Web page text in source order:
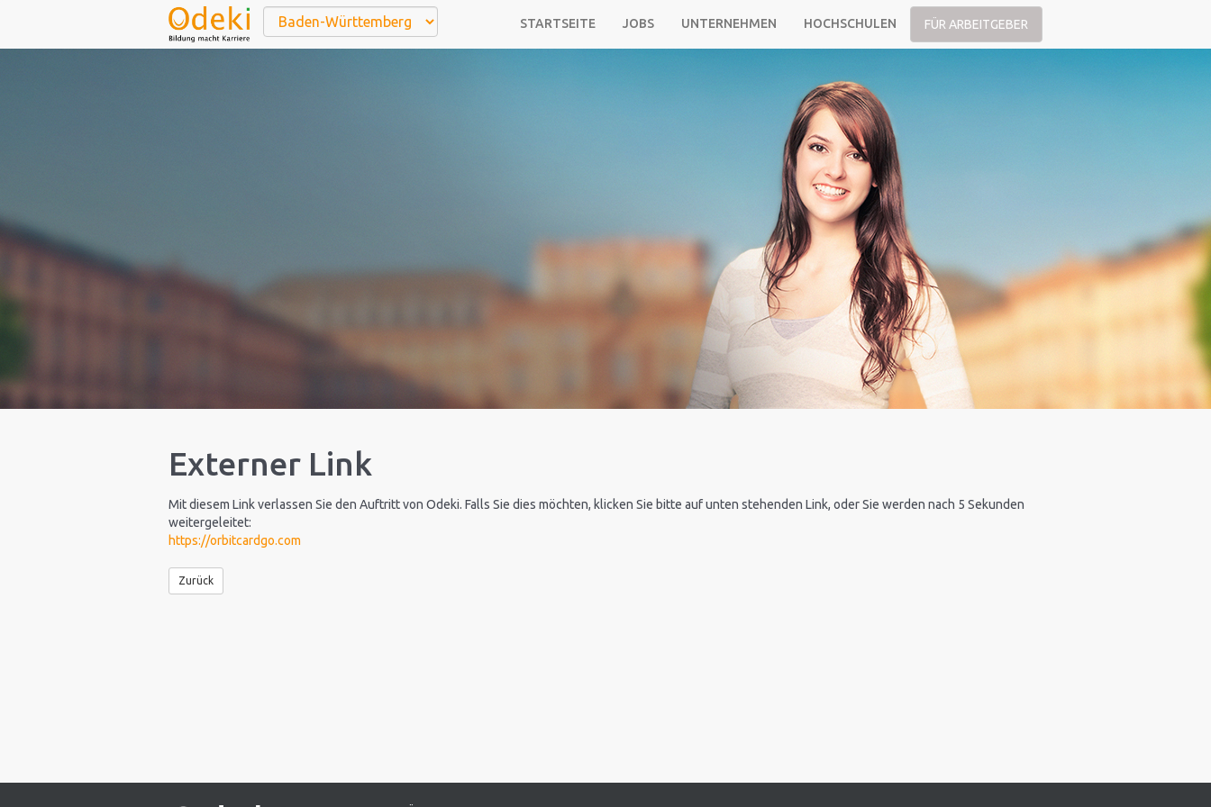
STARTSEITE JOBS UNTERNEHMEN HOCHSCHULEN FÜR ARBEITGEBER
Externer Link
Mit diesem Link verlassen Sie den Auftritt von Odeki. Falls Sie dies möchten, klicken Sie bitte auf unten stehenden Link, oder Sie werden nach 5 Sekunden
weitergeleitet:
https://orbitcardgo.com
Zurück